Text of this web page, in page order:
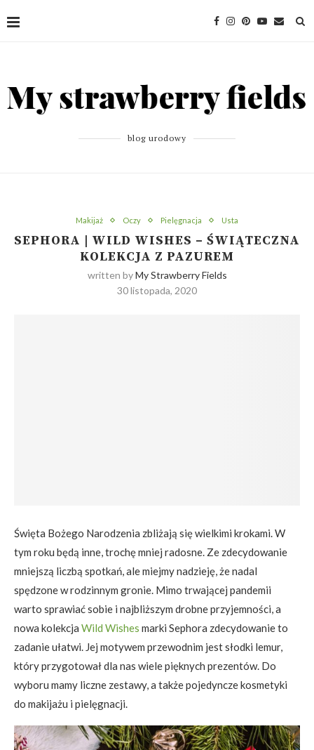
blog urodowy
Makijaż Oczy Pielęgnacja Usta
SEPHORA | WILD WISHES – ŚWIĄTECZNA
KOLEKCJA Z PAZUREM
written byMy Strawberry Fields
30 listopada, 2020
Święta Bożego Narodzenia zbliżają się wielkimi krokami. W
tym roku będą inne, trochę mniej radosne. Ze zdecydowanie
mniejszą liczbą spotkań, ale miejmy nadzieję, że nadal
spędzone w rodzinnym gronie. Mimo trwającej pandemii
warto sprawiać sobie i najbliższym drobne przyjemności, a
nowa kolekcja Wild Wishes marki Sephora zdecydowanie to
zadanie ułatwi. Jej motywem przewodnim jest słodki lemur,
który przygotował dla nas wiele pięknych prezentów. Do
wyboru mamy liczne zestawy, a także pojedyncze kosmetyki
do makijażu i pielęgnacji.